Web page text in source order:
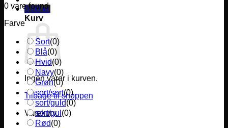
0,00 kr.
Kurv
Ingen varer i kurven.
Tilbage til shoppen
Varekurv
0 vare found
Farve
Sort(0)
Blå(0)
Hvid(0)
Navy(0)
Grøn(0)
sort/sort(0)
sort/guld(0)
sort/gul (0)
Rød(0)